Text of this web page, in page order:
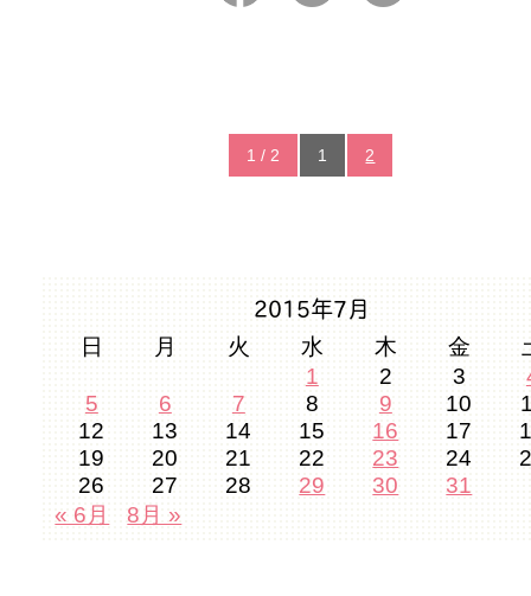
1 / 2 1 2
2015年7月
日 月 火 水 木 金
1
2 3
5
6 7 8 9 10
12
13 14 15 16 17
19
20 21 22 23 24
26
27 28 29 30
31
« 6月
8月 »